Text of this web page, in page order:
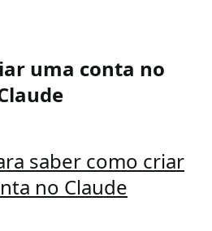
uma conta no
saber como criar
no Claude